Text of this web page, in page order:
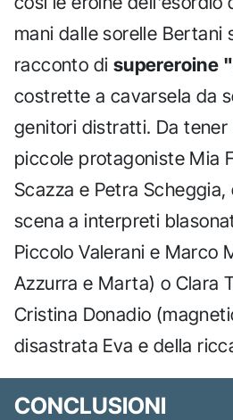
mani dalle sorelle Bertani
racconto di supereroine
costrette a cavarsela da
genitori distratti. Da
piccole protagoniste Mia
Scazza e Petra Scheggia,
scena a interpreti
Piccolo Valerani e Marco
Azzurra e Marta) o Clara
Cristina Donadio
disastrata Eva e della
CONCLUSIONI